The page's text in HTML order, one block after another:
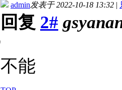
admin发表于 2022-10-18 13:32 |
回复 2#
不能